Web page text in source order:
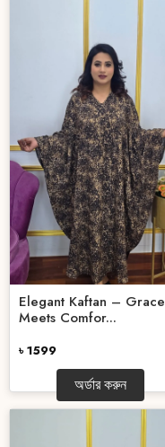
Elegant Kaftan – Grace
Meets Comfor...
৳ 1599
অর্ডার করুন